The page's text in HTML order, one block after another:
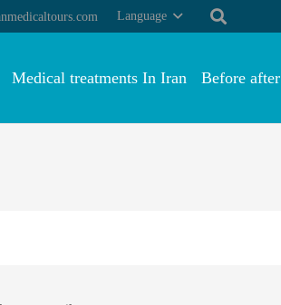
Language
Medical treatments In Iran Before after